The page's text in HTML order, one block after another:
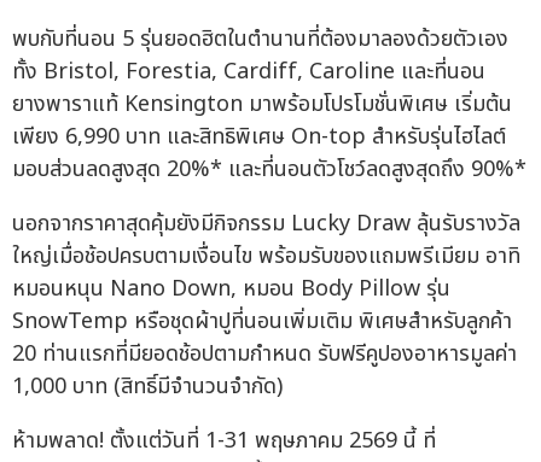
พบกับที่นอน 5 รุ่นยอดฮิตในตำนานที่ต้องมาลองด้วยตัวเอง
ทั้ง Bristol, Forestia, Cardiff, Caroline และที่นอน
ยางพาราแท้ Kensington มาพร้อมโปรโมชั่นพิเศษ เริ่มต้น
เพียง 6,990 บาท และสิทธิพิเศษ On-top สำหรับรุ่นไฮไลต์
มอบส่วนลดสูงสุด 20%* และที่นอนตัวโชว์ลดสูงสุดถึง 90%*
นอกจากราคาสุดคุ้มยังมีกิจกรรม Lucky Draw ลุ้นรับรางวัล
ใหญ่เมื่อช้อปครบตามเงื่อนไข พร้อมรับของแถมพรีเมียม อาทิ
หมอนหนุน Nano Down, หมอน Body Pillow รุ่น
SnowTemp หรือชุดผ้าปูที่นอนเพิ่มเติม พิเศษสำหรับลูกค้า
20 ท่านแรกที่มียอดช้อปตามกำหนด รับฟรีคูปองอาหารมูลค่า
1,000 บาท (สิทธิ์มีจำนวนจำกัด)
ห้ามพลาด! ตั้งแต่วันที่ 1-31 พฤษภาคม 2569 นี้ ที่